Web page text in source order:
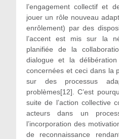
l’engagement collectif et
jouer un rôle nouveau
enrôlement) par des
l’accent est mis sur la
planifiée de la
dialogue et la
concernées et ceci dans la
sur des processus
problèmes[12]. C’est
suite de l’action collective
acteurs dans un
l’incorporation des
de reconnaissance